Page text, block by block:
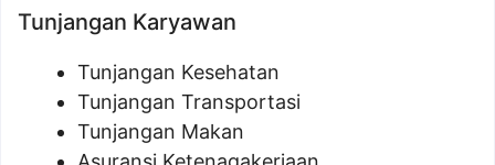
Tunjangan Karyawan
Tunjangan Kesehatan
Tunjangan Transportasi
Tunjangan Makan